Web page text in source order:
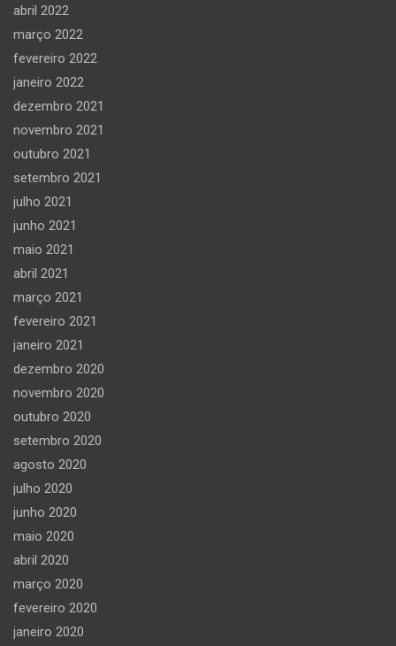
abril 2022
março 2022
fevereiro 2022
janeiro 2022
dezembro 2021
novembro 2021
outubro 2021
setembro 2021
julho 2021
junho 2021
maio 2021
abril 2021
março 2021
fevereiro 2021
janeiro 2021
dezembro 2020
novembro 2020
outubro 2020
setembro 2020
agosto 2020
julho 2020
junho 2020
maio 2020
abril 2020
março 2020
fevereiro 2020
janeiro 2020